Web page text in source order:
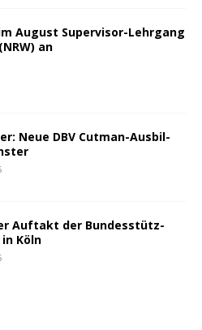
August Super­vi­sor-Lehr­gang
an
Neue DBV Cut­man-Aus­bil­
Auf­takt der Bun­des­stütz­
Köln